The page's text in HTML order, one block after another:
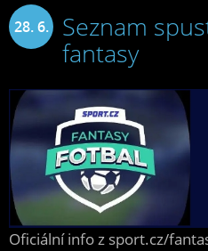
28. 6.
Seznam
fantasy
Oficiální info z sport.cz/